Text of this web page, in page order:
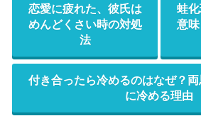
恋愛に疲れた、彼氏は
めんどくさい時の対処
法
蛙
意味
付き合ったら冷めるのはなぜ？
に冷める理由